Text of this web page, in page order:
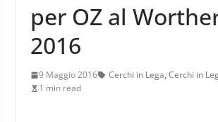
per OZ al
2016
9 Maggio 2016 Cerchi in Lega, Cerchi in
1 min read